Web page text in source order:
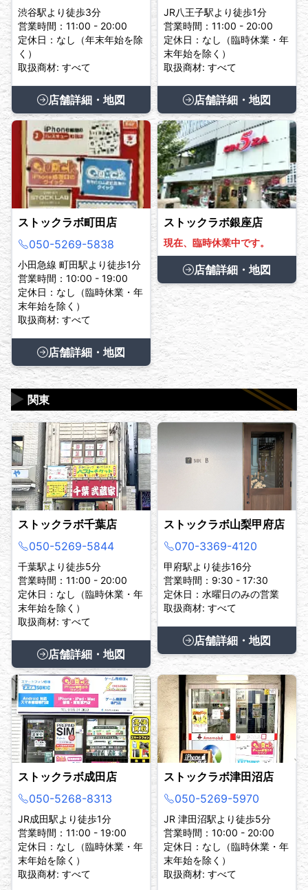
渋谷駅より徒歩3分
営業時間：11:00 - 20:00
定休日：なし（年末年始を除
く）
取扱商材: すべて
店舗詳細・地図
JR八王子駅より徒歩1分
営業時間：11:00 - 20:00
定休日：なし（臨時休業・年
末年始を除く）
取扱商材: すべて
店舗詳細・地図
ストックラボ町田店
050-5269-5838
小田急線 町田駅より徒歩1分
営業時間：10:00 - 19:00
定休日：なし（臨時休業・年
末年始を除く）
取扱商材: すべて
店舗詳細・地図
ストックラボ銀座店
現在、臨時休業中です。
店舗詳細・地図
関東
▶
ストックラボ千葉店
050-5269-5844
千葉駅より徒歩5分
営業時間：11:00 - 20:00
定休日：なし（臨時休業・年
末年始を除く）
取扱商材: すべて
店舗詳細・地図
ストックラボ山梨甲府店
070-3369-4120
甲府駅より徒歩16分
営業時間：9:30 - 17:30
定休日：水曜日のみの営業
取扱商材: すべて
店舗詳細・地図
ストックラボ成田店
050-5268-8313
JR成田駅より徒歩1分
営業時間：11:00 - 19:00
定休日：なし（臨時休業・年
末年始を除く）
取扱商材: すべて
ストックラボ津田沼店
050-5269-5970
JR 津田沼駅より徒歩5分
営業時間：10:00 - 20:00
定休日：なし（臨時休業・年
末年始を除く）
取扱商材: すべて